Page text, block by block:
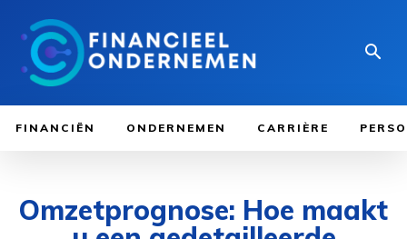
FINANCIËN ONDERNEMEN CARRIÈRE
Omzetprognose: Hoe maakt